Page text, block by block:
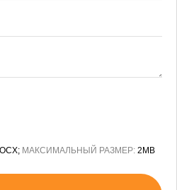
МАКСИМАЛЬНЫЙ РАЗМЕР: 2MB